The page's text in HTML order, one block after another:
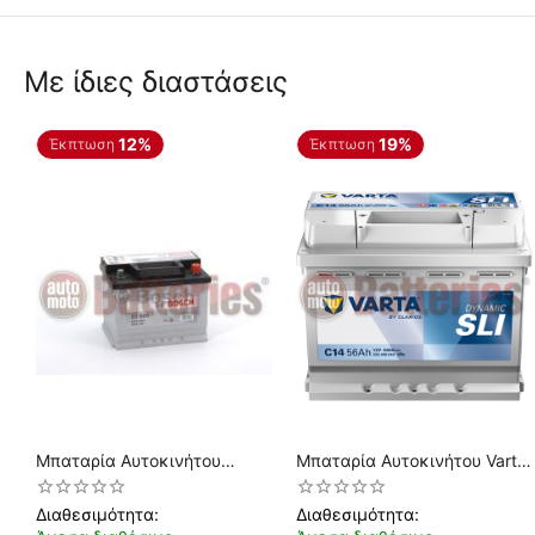
Με ίδιες διαστάσεις
Έκπτωση 12%
Μπαταρία Αυτοκινήτου
Bosch S3005 12V 56AH-
480EN A-Εκκίνησης
Διαθεσιμότητα:
Έκπτωση 19%
Μπαταρία Αυτοκινήτου Varta
Dynamic SLI C14 12V 56AH
480EN A Εκκίνησης
Διαθεσιμότητα: